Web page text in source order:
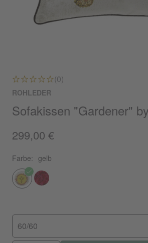
(0)
ROHLEDER
Sofakissen "Gardener"
299,00 €
Farbe: gelb
60/60